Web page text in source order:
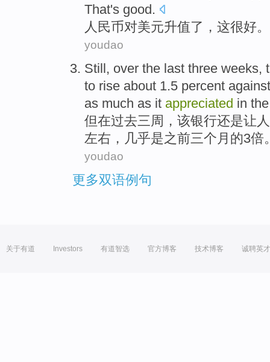
That's good.
人民币对美元升值了 ， 这很好。
youdao
Still, over the last three weeks,
to rise about 1.5 percent against
as much as it appreciated in
但在过去三 周 ， 该银行还是让
左右， 几乎是之前三个月 的3倍
youdao
更多双语例句
关于有道 Investors 有道智选 官方博客 技术博客 诚聘英才